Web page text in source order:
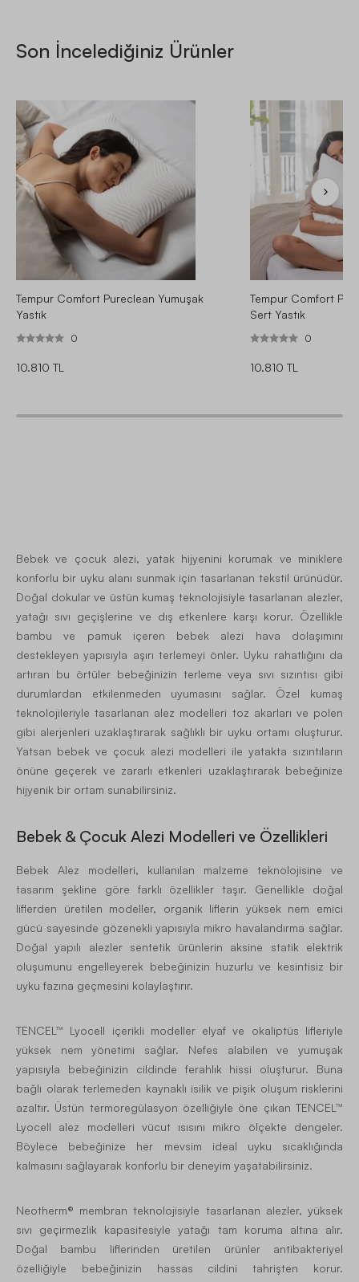
Son İncelediğiniz Ürünler
Tempur Comfort Pureclean Yumuşak
Yastık
0
10.810 TL
Tempur Comfort
Sert Yastık
0
10.810 TL
Bebek ve çocuk alezi, yatak hijyenini korumak ve miniklere
konforlu bir uyku alanı sunmak için tasarlanan tekstil ürünüdür.
Doğal dokular ve üstün kumaş teknolojisiyle tasarlanan alezler,
yatağı sıvı geçişlerine ve dış etkenlere karşı korur. Özellikle
bambu ve pamuk içeren bebek alezi hava dolaşımını
destekleyen yapısıyla aşırı terlemeyi önler. Uyku rahatlığını da
artıran bu örtüler bebeğinizin terleme veya sıvı sızıntısı gibi
durumlardan etkilenmeden uyumasını sağlar. Özel kumaş
teknolojileriyle tasarlanan alez modelleri toz akarları ve polen
gibi alerjenleri uzaklaştırarak sağlıklı bir uyku ortamı oluşturur.
Yatsan bebek ve çocuk alezi modelleri ile yatakta sızıntıların
önüne geçerek ve zararlı etkenleri uzaklaştırarak bebeğinize
hijyenik bir ortam sunabilirsiniz.
Bebek & Çocuk Alezi Modelleri ve Özellikleri
Bebek Alez modelleri, kullanılan malzeme teknolojisine ve
tasarım şekline göre farklı özellikler taşır. Genellikle doğal
liflerden üretilen modeller, organik liflerin yüksek nem emici
gücü sayesinde gözenekli yapısıyla mikro havalandırma sağlar.
Doğal yapılı alezler sentetik ürünlerin aksine statik elektrik
oluşumunu engelleyerek bebeğinizin huzurlu ve kesintisiz bir
uyku fazına geçmesini kolaylaştırır.
TENCEL™ Lyocell içerikli modeller elyaf ve okaliptüs lifleriyle
yüksek nem yönetimi sağlar. Nefes alabilen ve yumuşak
yapısıyla bebeğinizin cildinde ferahlık hissi oluşturur. Buna
bağlı olarak terlemeden kaynaklı isilik ve pişik oluşum risklerini
azaltır. Üstün termoregülasyon özelliğiyle öne çıkan TENCEL™
Lyocell alez modelleri vücut ısısını mikro ölçekte dengeler.
Böylece bebeğinize her mevsim ideal uyku sıcaklığında
kalmasını sağlayarak konforlu bir deneyim yaşatabilirsiniz.
Neotherm® membran teknolojisiyle tasarlanan alezler, yüksek
sıvı geçirmezlik kapasitesiyle yatağı tam koruma altına alır.
Doğal bambu liflerinden üretilen ürünler antibakteriyel
özelliğiyle bebeğinizin hassas cildini tahrişten korur.